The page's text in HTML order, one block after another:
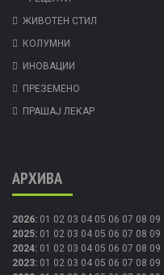
ЖИВОТЕН СТИЛ
КОЛУМНИ
ИНОВАЦИИ
ПРЕЗЕМЕНО
ПРАШАЈ ЛЕКАР
АРХИВА
2026: 01 02 03 04 05 06 07 08 09
2025: 01 02 03 04 05 06 07 08 09
2024: 01 02 03 04 05 06 07 08 09
2023: 01 02 03 04 05 06 07 08 09